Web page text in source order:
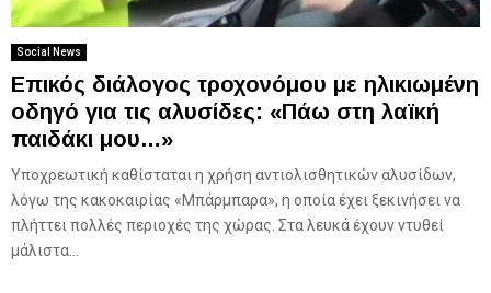
Social News
Επικός διάλογος τροχονόμου με ηλικιωμένη
οδηγό για τις αλυσίδες: «Πάω στη λαϊκή
παιδάκι μου…»
Υποχρεωτική καθίσταται η χρήση αντιολισθητικών αλυσίδων,
λόγω της κακοκαιρίας «Μπάρμπαρα», η οποία έχει ξεκινήσει να
πλήττει πολλές περιοχές της χώρας. Στα λευκά έχουν ντυθεί
μάλιστα...